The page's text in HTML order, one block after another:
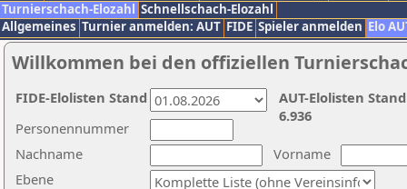
Turnierschach-Elozahl Schnellschach-Elozahl
Allgemeines Turnier anmelden: AUT FIDE Spieler anmelden Elo
Willkommen bei den offiziellen
Nachname
Vorname
Ebene
Personennummer
AUT-Elolisten
6.936
FIDE-Elolisten Stand